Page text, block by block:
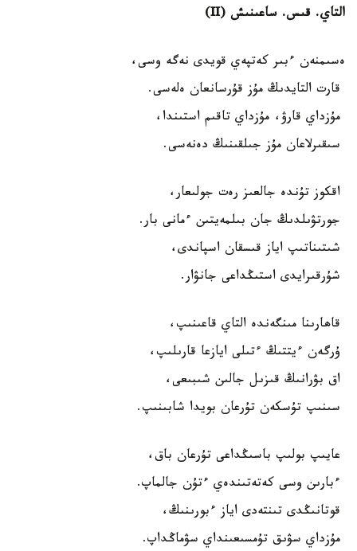
التاي. قىس. ساعىنىش (II)
ەسىمنەن ءبىر كەتپەي قويدى نەگە وسى،
قارت التايدىڭ مۇز قۇرسانعان ەلەسى.
مۇزداي قارۋ، مۇزداي تاقىم استىندا،
سىقىرلاعان مۇز جىلقىنىڭ دەنەسى.
اقكوز تۇندە جالعىز رەت جولىعار،
جورتۋىلدىڭ جان بىلمەيتىن ءمانى بار.
شىتىناتىپ اياز قىسقان اسپاندى،
شۇرقىرايدى استىڭداعى جانۋار.
قاھارىنا مىنگەندە التاي قاعىنىپ،
ۇرگەن ءيتتىڭ ءتىلى ايازعا قارىلىپ،
اق بۋرانىڭ قىزىل جالىن شىبىعى،
سىنىپ تۇسكەن تۇرعان بويدا شابىنىپ.
عايىپ بولىپ باسىڭداعى تۇرعان باق،
ءبارىن وسى كەتەتىندەي ءتۇن جالماپ.
قوتانىڭدى تىنتەدى اياز ءبورىنىڭ،
مۇزداي سۋىق تۇمسىعىنداي سۋماڭداپ.